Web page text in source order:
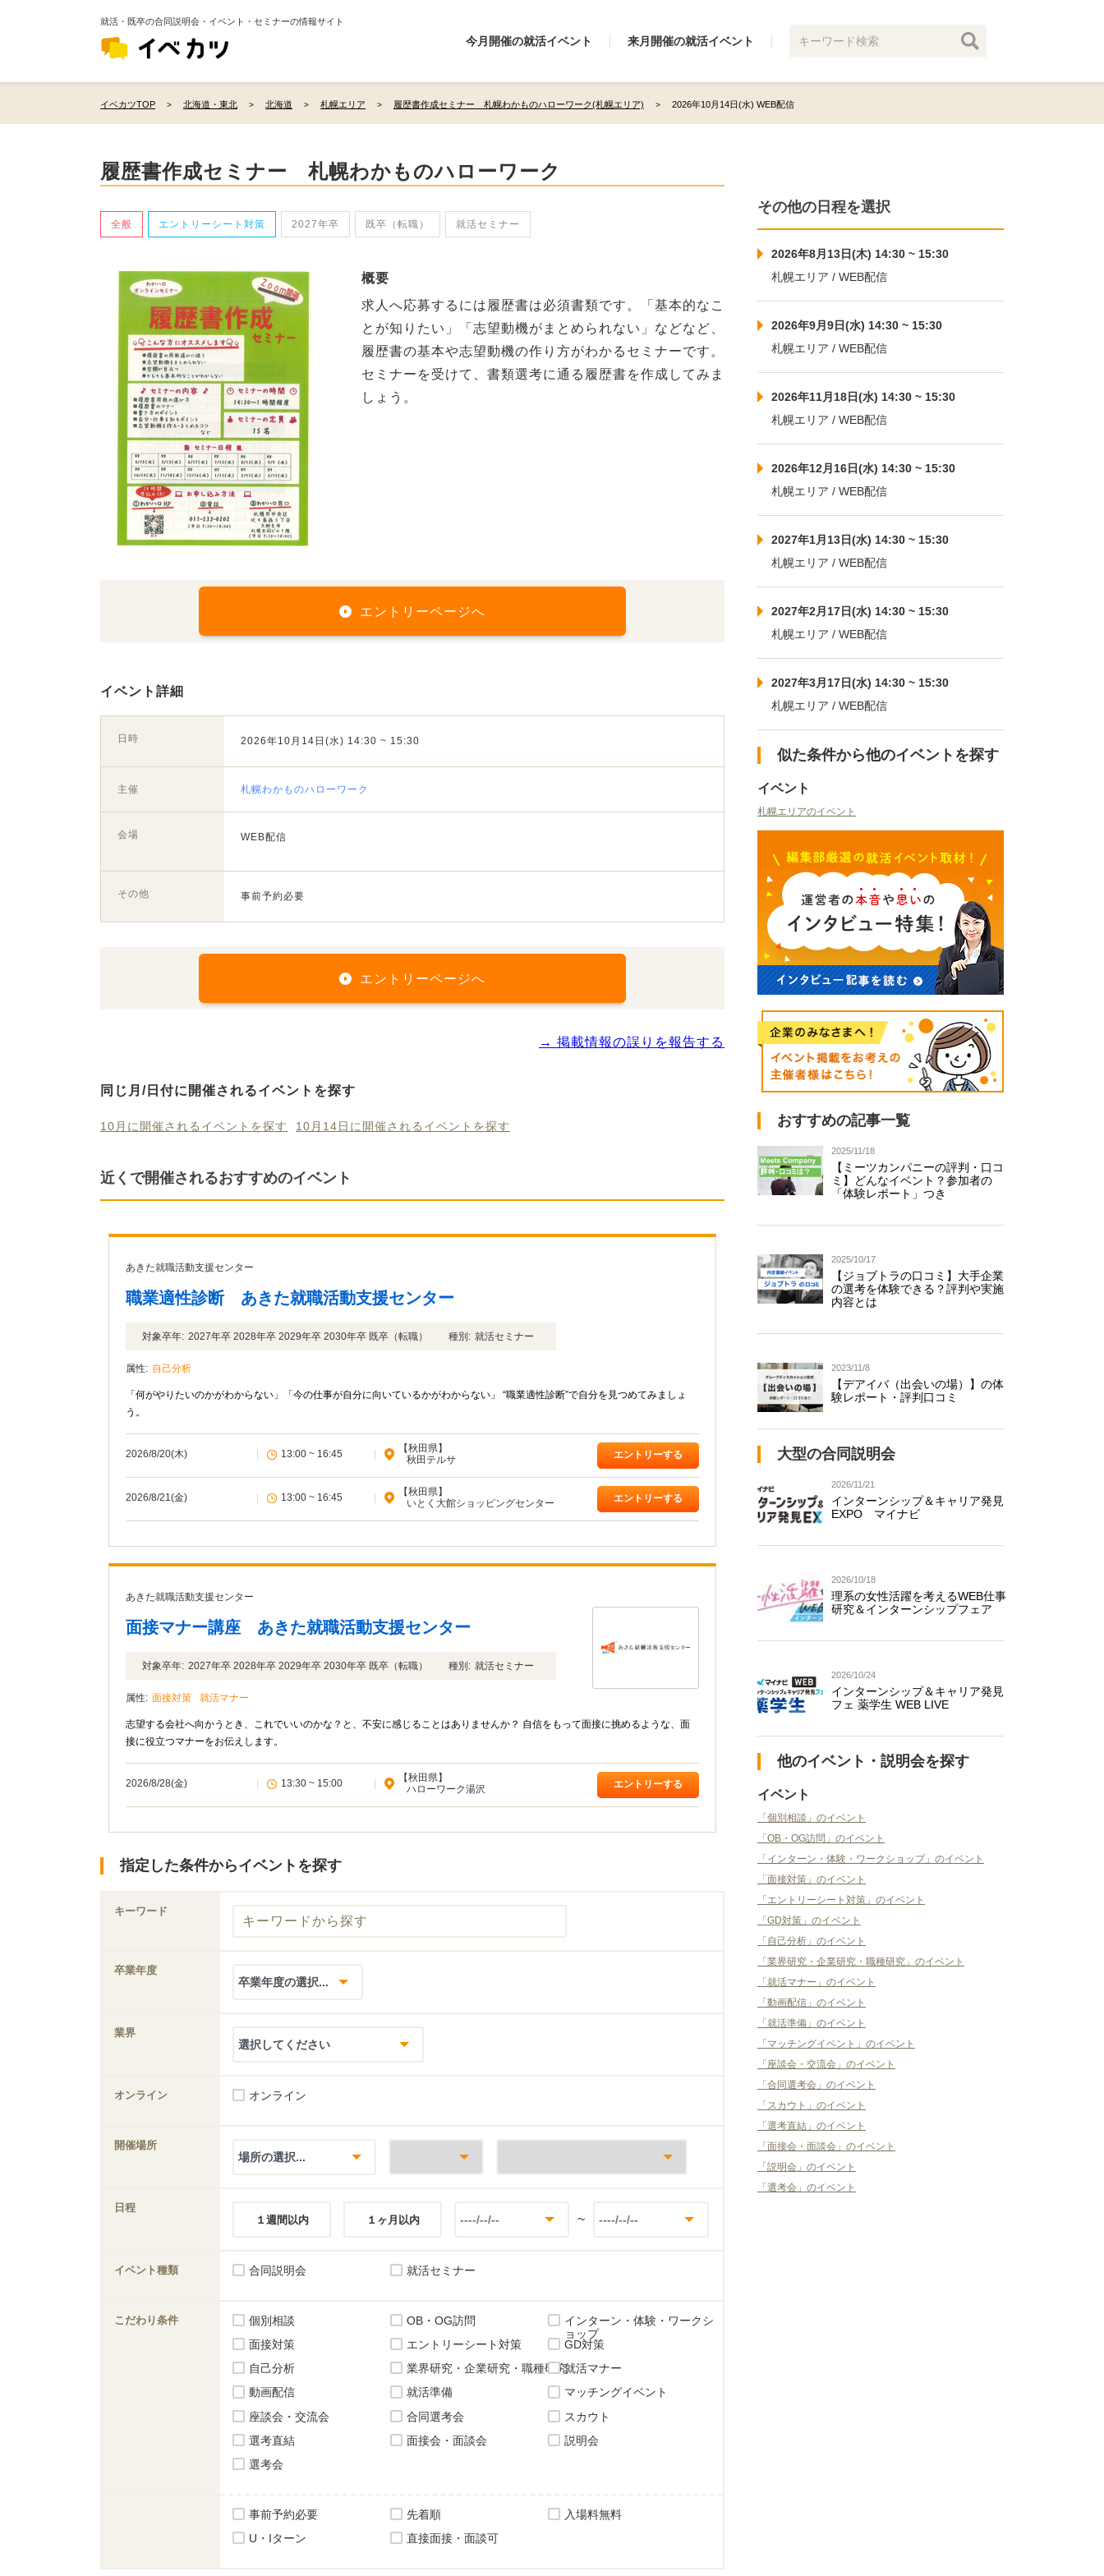
就活・既卒の合同説明会・イベント・セミナーの情報サイト
今月開催の就活イベント 来月開催の就活イベント
イベカツTOP 北海道・東北 北海道 札幌エリア 履歴書作成セミナー 札幌わかものハローワーク(札幌エリア) 2026年10月14日(水) WEB配信
履歴書作成セミナー 札幌わかものハローワーク
全般 エントリーシート対策 2027年卒 既卒（転職） 就活セミナー
概要
求人へ応募するには履歴書は必須書類です。「基本的なこ
とが知りたい」「志望動機がまとめられない」などなど、
履歴書の基本や志望動機の作り方がわかるセミナーです。
セミナーを受けて、書類選考に通る履歴書を作成してみま
しょう。
エントリーページへ
イベント詳細
日時 2026年10月14日(水) 14:30 ~ 15:30
主催 札幌わかものハローワーク
会場 WEB配信
その他 事前予約必要
エントリーページへ
→ 掲載情報の誤りを報告する
同じ月/日付に開催されるイベントを探す
10月に開催されるイベントを探す 10月14日に開催されるイベントを探す
近くで開催されるおすすめのイベント
あきた就職活動支援センター
職業適性診断 あきた就職活動支援センター
対象卒年: 2027年卒 2028年卒 2029年卒 2030年卒 既卒（転職） 種別: 就活セミナー
属性: 自己分析
「何がやりたいのかがわからない」「今の仕事が自分に向いているかがわからない」 “職業適性診断”で自分を見つめてみましょ
う。
2026/8/20(木) 13:00 ~ 16:45
【秋田県】
秋田テルサ
エントリーする
2026/8/21(金) 13:00 ~ 16:45
【秋田県】
いとく大館ショッピングセンター
エントリーする
あきた就職活動支援センター
面接マナー講座 あきた就職活動支援センター
対象卒年: 2027年卒 2028年卒 2029年卒 2030年卒 既卒（転職） 種別: 就活セミナー
属性: 面接対策 就活マナー
志望する会社へ向かうとき、これでいいのかな？と、不安に感じることはありませんか？ 自信をもって面接に挑めるような、面
接に役立つマナーをお伝えします。
2026/8/28(金) 13:30 ~ 15:00
【秋田県】
ハローワーク湯沢
エントリーする
指定した条件からイベントを探す
キーワード
卒業年度
業界
オンライン オンライン
開催場所
日程
１週間以内
１ヶ月以内 ~
イベント種類 合同説明会 就活セミナー
こだわり条件 個別相談 OB・OG訪問
インターン・体験・ワークシ
ョップ
面接対策
エントリーシート対策
GD対策
自己分析
業界研究・企業研究・職種研究就活マナー
動画配信
就活準備
マッチングイベント
座談会・交流会
合同選考会
スカウト
選考直結
面接会・面談会
説明会
選考会
事前予約必要 先着順
入場料無料
U・Iターン
直接面接・面談可
その他の日程を選択
2026年8月13日(木) 14:30 ~ 15:30
札幌エリア / WEB配信
2026年9月9日(水) 14:30 ~ 15:30
札幌エリア / WEB配信
2026年11月18日(水) 14:30 ~ 15:30
札幌エリア / WEB配信
2026年12月16日(水) 14:30 ~ 15:30
札幌エリア / WEB配信
2027年1月13日(水) 14:30 ~ 15:30
札幌エリア / WEB配信
2027年2月17日(水) 14:30 ~ 15:30
札幌エリア / WEB配信
2027年3月17日(水) 14:30 ~ 15:30
札幌エリア / WEB配信
似た条件から他のイベントを探す
イベント
札幌エリアのイベント
おすすめの記事一覧
2025/11/18
【ミーツカンパニーの評判・口コ
ミ】どんなイベント？参加者の
「体験レポート」つき
2025/10/17
【ジョブトラの口コミ】大手企業
の選考を体験できる？評判や実施
内容とは
2023/11/8
【デアイバ（出会いの場）】の体
験レポート・評判口コミ
大型の合同説明会
2026/11/21
インターンシップ＆キャリア発見
EXPO マイナビ
2026/10/18
理系の女性活躍を考えるWEB仕事
研究＆インターンシップフェア
2026/10/24
インターンシップ＆キャリア発見
フェ 薬学生 WEB LIVE
他のイベント・説明会を探す
イベント
「個別相談」のイベント
「OB・OG訪問」のイベント
「インターン・体験・ワークショップ」のイベント
「面接対策」のイベント
「エントリーシート対策」のイベント
「GD対策」のイベント
「自己分析」のイベント
「業界研究・企業研究・職種研究」のイベント
「就活マナー」のイベント
「動画配信」のイベント
「就活準備」のイベント
「マッチングイベント」のイベント
「座談会・交流会」のイベント
「合同選考会」のイベント
「スカウト」のイベント
「選考直結」のイベント
「面接会・面談会」のイベント
「説明会」のイベント
「選考会」のイベント